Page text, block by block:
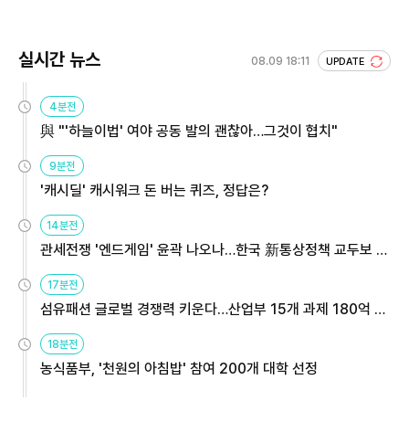
실시간 뉴스 08.09 18:11 UPDATE
4분전
與 "'하늘이법' 여야 공동 발의 괜찮아…그것이 협치"
9분전
'캐시딜' 캐시워크 돈 버는 퀴즈, 정답은?
14분전
관세전쟁 '엔드게임' 윤곽 나오나…한국 新통상정책 교두보 활
용해야
17분전
섬유패션 글로벌 경쟁력 키운다…산업부 15개 과제 180억 지
원
18분전
농식품부, '천원의 아침밥' 참여 200개 대학 선정